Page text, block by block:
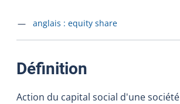
Accéder à la fiche en
anglais : equity share
Définition
Action du capital social d'une